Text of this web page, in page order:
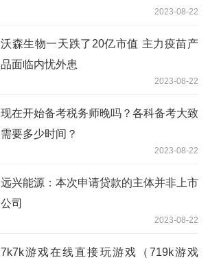
2023-08-22
沃森生物一天跌了20亿市值 主力疫苗产
品面临内忧外患
2023-08-22
现在开始备考税务师晚吗？各科备考大致
需要多少时间？
2023-08-22
远兴能源：本次申请贷款的主体并非上市
公司
2023-08-22
7k7k游戏在线直接玩游戏（719k游戏